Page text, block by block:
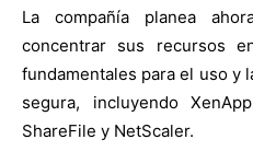
La compañía planea
concentrar sus recursos
fundamentales para el uso y
segura, incluyendo
ShareFile y NetScaler.